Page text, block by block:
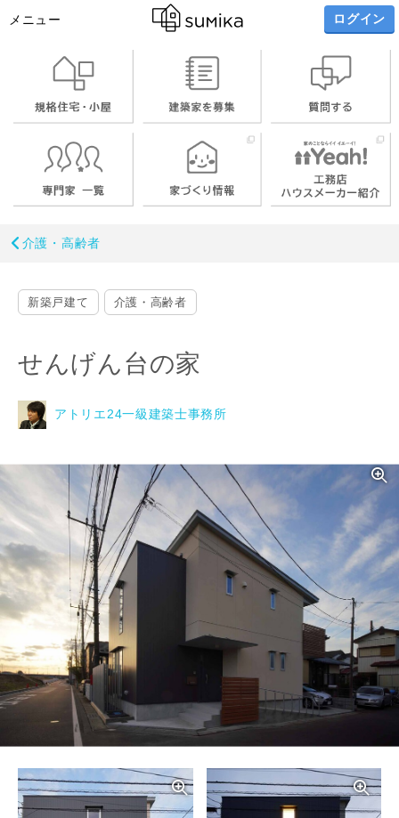
メニュー ログイン
介護・高齢者
新築戸建て 介護・高齢者
せんげん台の家
アトリエ24一級建築士事務所
写真を拡大する